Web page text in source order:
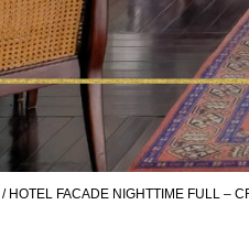
HOTEL FACADE NIGHTTIME FULL –